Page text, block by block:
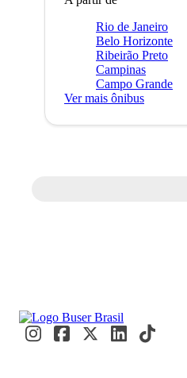
Rio de Janeiro
Belo Horizonte
Ribeirão Preto
Campinas
Campo Grande
Ver mais ônibus